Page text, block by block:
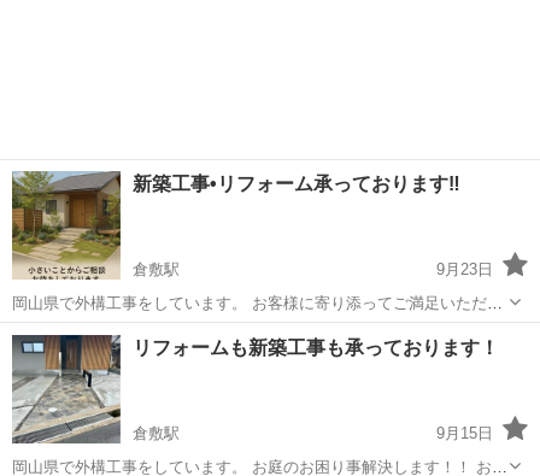
新築工事•リフォーム承っております‼︎
倉敷駅
9月23日
岡山県で外構工事をしています。 お客様に寄り添ってご満足いただけ
るお庭作りをさせていただきます。 雑草が気になるからコンクリー
ト、砂利を敷いて欲しい。 駐車場部分だけを作って欲しい。 倉庫を設
岡山 倉敷市 剪定/造園 無料
リフォームも新築工事も承っております！
倉敷駅
9月15日
岡山県で外構工事をしています。 お庭のお困り事解決します！！ お庭